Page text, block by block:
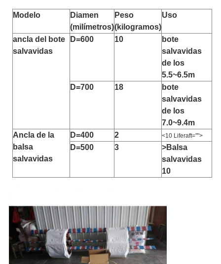
Modelo
Diamen
(milímetros)
Peso
(kilogramos)
Uso
ancla del bote
salvavidas
D=600 10
bote
salvavidas
de los
5.5~6.5m
D=700
18
bote
salvavidas
de los
7.0~9.4m
Ancla de la
balsa
salvavidas
D=400 2 <10 Liferaft="">
D=500 3
>Balsa
salvavidas
10